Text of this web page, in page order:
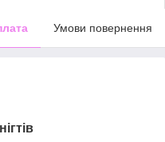
Умови повернення